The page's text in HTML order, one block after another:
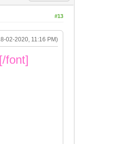
#13
02-2020, 11:16 PM)
font]